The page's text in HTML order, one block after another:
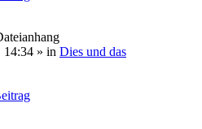
14:34 » in Dies und das